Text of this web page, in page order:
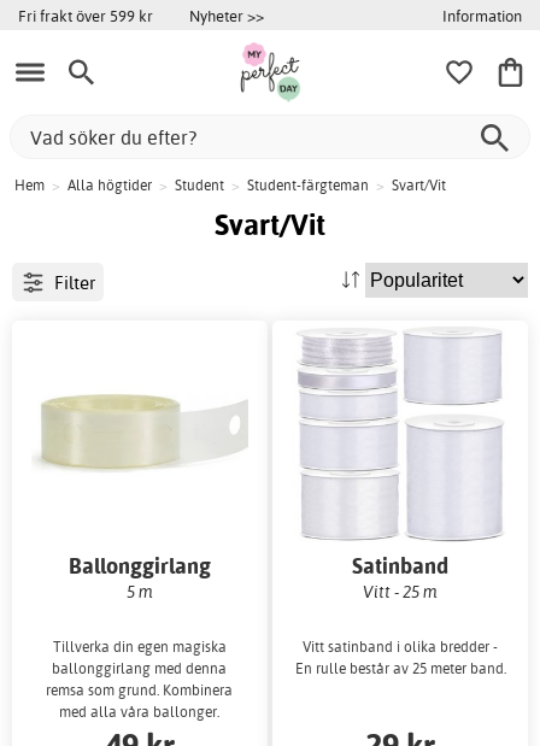
Fri frakt över 599 kr Nyheter >> Information
Hem > Alla högtider > Student > Student-färgteman > Svart/Vit
Svart/Vit
Filter
Ballonggirlang
5 m
Tillverka din egen magiska
ballonggirlang med denna
remsa som grund. Kombinera
med alla våra ballonger.
Satinband
Vitt - 25 m
Vitt satinband i olika bredder -
En rulle består av 25 meter band.